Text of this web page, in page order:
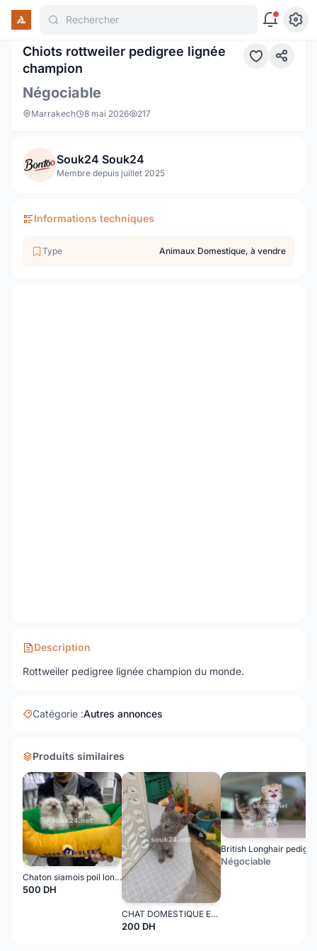
Rechercher 1 / 3
Chiots rottweiler pedigree lignée
champion
Négociable
Marrakech 8 mai 2026 217
Souk24 Souk24
Membre depuis juillet 2025
Informations techniques
Type Animaux Domestique, à vendre
Description
Rottweiler pedigree lignée champion du monde.
Catégorie :Autres annonces
Produits similaires
Chaton siamois poil long, 2 mois
500 DH
CHAT DOMESTIQUE EUROPÉEN
200 DH
Négociable